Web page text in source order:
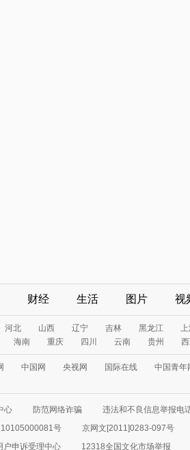
财经 生活 图片 视
河北 山西 辽宁 吉林 黑龙江
海南 重庆 四川 云南 贵州
中国网 央视网 国际在线 中国青年
心 防范网络诈骗 违法和不良信息举报电
号
京网文[2011]0283-097号
户申诉受理中心
12318全国文化市场举报